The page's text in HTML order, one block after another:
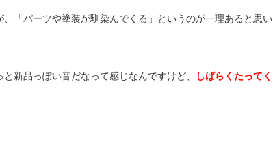
「パーツや塗装が馴染んでくる」というのが一理あると思い
新品っぽい音だなって感じなんですけど、
しばらくたってく